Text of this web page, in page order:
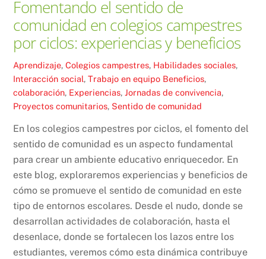
Fomentando el sentido de
comunidad en colegios campestres
por ciclos: experiencias y beneficios
Aprendizaje,Colegios campestres, Habilidades sociales,
Interacción social,Trabajo en equipo Beneficios,
colaboración, Experiencias,Jornadas de convivencia,
Proyectos comunitarios, Sentido de comunidad
En los colegios campestres por ciclos, el fomento del
sentido de comunidad es un aspecto fundamental
para crear un ambiente educativo enriquecedor. En
este blog, exploraremos experiencias y beneficios de
cómo se promueve el sentido de comunidad en este
tipo de entornos escolares. Desde el nudo, donde se
desarrollan actividades de colaboración, hasta el
desenlace, donde se fortalecen los lazos entre los
estudiantes, veremos cómo esta dinámica contribuye